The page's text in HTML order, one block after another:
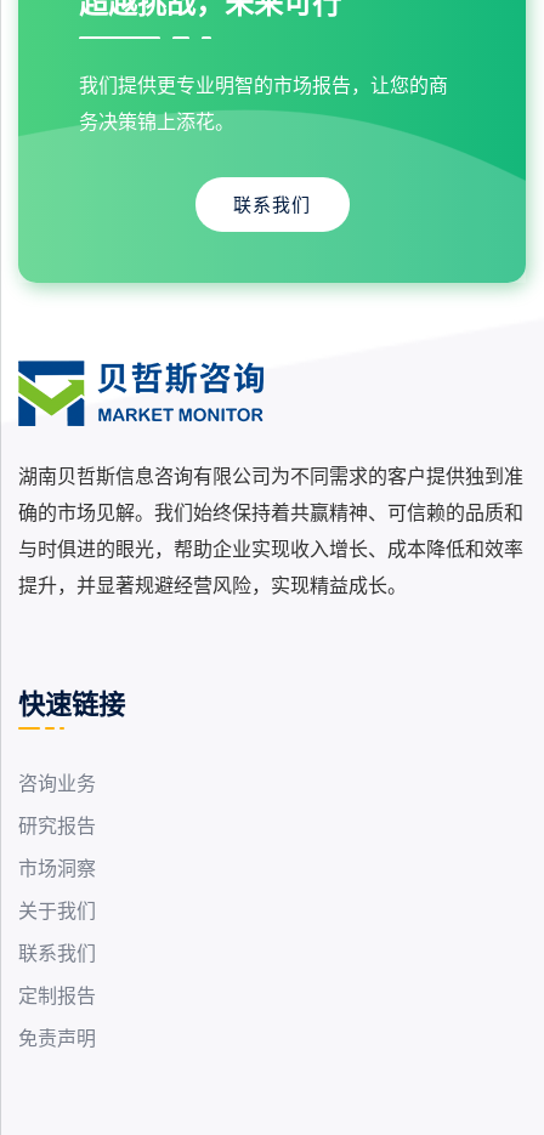
我们提供更专业明智的市场报告，让您的商
务决策锦上添花。
联系我们
湖南贝哲斯信息咨询有限公司为不同需求的客户提供独到准
确的市场见解。我们始终保持着共赢精神、可信赖的品质和
与时俱进的眼光，帮助企业实现收入增长、成本降低和效率
提升，并显著规避经营风险，实现精益成长。
快速链接
咨询业务
研究报告
市场洞察
关于我们
联系我们
定制报告
免责声明